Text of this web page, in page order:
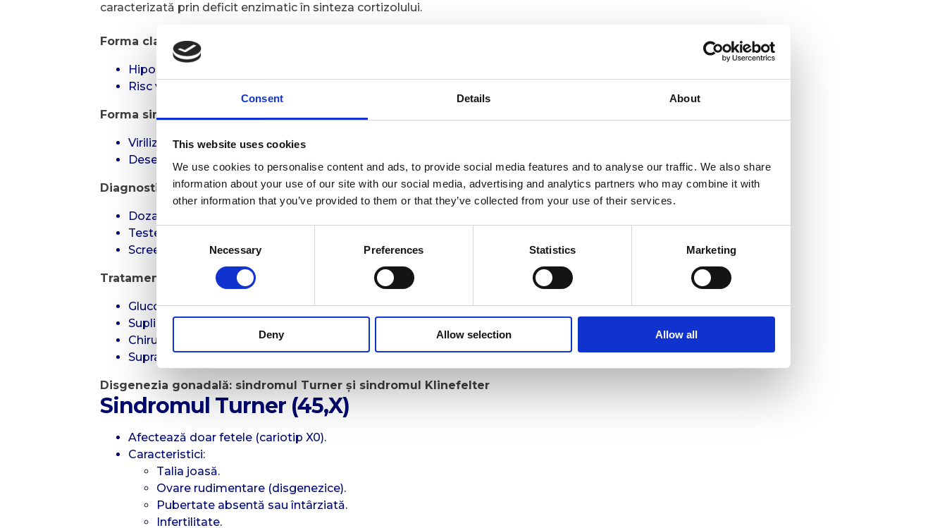
Consent Details About
This website uses cookies
We use cookies to personalise content and ads, to provide social media features and to analyse our traffic. We also share
information about your use of our site with our social media, advertising and analytics partners who may combine it with
other information that you’ve provided to them or that they’ve collected from your use of their services.
Consent
Selection
Necessary Preferences Statistics Marketing
Deny Allow selection Allow all
caracterizată prin deficit enzimatic în sinteza cortizolului.
Forma clasică (cu pierdere de sare):
Hiponatremie, hiperkaliemie, hipovolemie.
Risc vital imediat la sugar.
Forma simplu virilizantă:
Virilizare genitală fără pierdere de sare.
Deseori diagnostic întârziat.
Diagnosticul:
Dozare 17-hidroxiprogesteron plasmatic.
Teste genetice (CYP21A2).
Screening neonatal în multe țări.
Tratamentul:
Glucocorticoizi și mineralocorticoizi.
Suplimentare cu sare în perioada neonatală.
Chirurgie genitală (discutată multidisciplinar).
Supraveghere endocrinologică permanentă.
Disgenezia gonadală: sindromul Turner și sindromul Klinefelter
Sindromul Turner (45,X)
Afectează doar fetele (cariotip X0).
Caracteristici:
Talia joasă.
Ovare rudimentare (disgenezice).
Pubertate absentă sau întârziată.
Infertilitate.